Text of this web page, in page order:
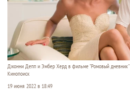
Джонни Депп и Эмбер Херд в фильме "Ромовый дневник"
Кинопоиск
19 июня 2022 в 18:49